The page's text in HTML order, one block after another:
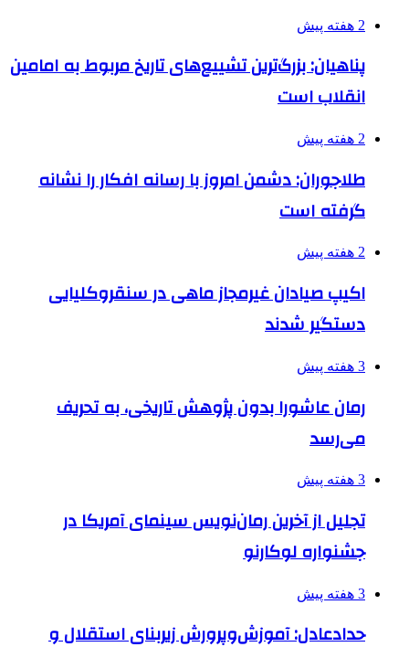
2 هفته پیش
پناهیان: بزرگ‌ترین تشییع‌های تاریخ مربوط به امامین
انقلاب است
2 هفته پیش
طلاجوران: دشمن امروز با رسانه افکار را نشانه
گرفته است
2 هفته پیش
اکیپ صیادان غیرمجاز ماهی در سنقروکلیایی
دستگیر شدند
3 هفته پیش
رمان عاشورا بدون پژوهش تاریخی، به تحریف
می‌رسد
3 هفته پیش
تجلیل از آخرین رمان‌نویس سینمای آمریکا در
جشنواره لوکارنو
3 هفته پیش
حدادعادل: آموزش‌وپرورش زیربنای استقلال و